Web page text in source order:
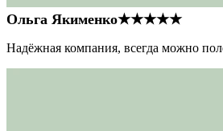
Ольга Якименко★★★★★
Надёжная компания, всегда можно